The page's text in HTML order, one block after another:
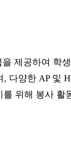
제공하여 학
다양한 AP 및
위해 봉사 활